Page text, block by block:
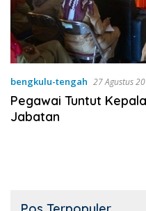
bengkulu-tengah 27 Agustus
Pegawai Tuntut
Jabatan